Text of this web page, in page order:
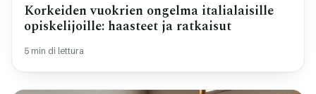
Korkeiden vuokrien ongelma italialaisille
opiskelijoille: haasteet ja ratkaisut
5 min di lettura